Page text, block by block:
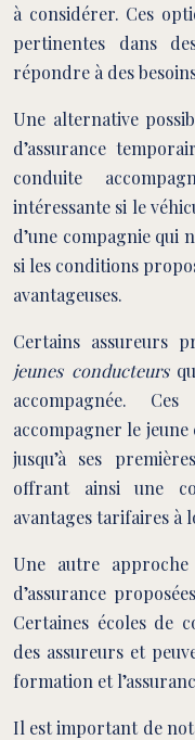
à considérer. Ces
pertinentes dans
répondre à des
Une alternative
d’assurance
conduite
intéressante si le
d’une compagnie qui
si les conditions
avantageuses.
Certains assureurs
jeunes conducteurs
accompagnée.
accompagner le
jusqu’à ses
offrant ainsi une
avantages tarifaires à
Une autre
d’assurance
Certaines écoles de
des assureurs et
formation et
Il est important de